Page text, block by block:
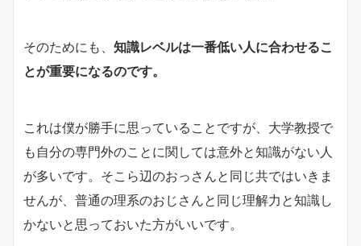
そのためにも、 知識レベルは一番低い人に合わせるこ
とが重要になるのです。
これは僕が勝手に思っていることですが、大学教授で
も自分の専門外のことに関しては意外と知識がない人
が多いです。そこら辺のおっさんと同じ共ではいきま
せんが、普通の理系のおじさんと同じ理解力と知識し
かないと思っておいた方がいいです。